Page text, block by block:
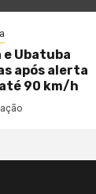
Ubatuba
após alerta
90 km/h